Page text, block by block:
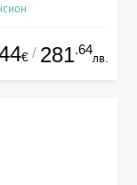
€ / 281.64
лв.